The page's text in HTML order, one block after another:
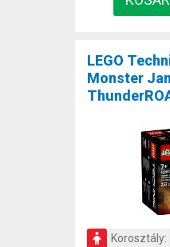
LEGO
Monster
Korosztály: